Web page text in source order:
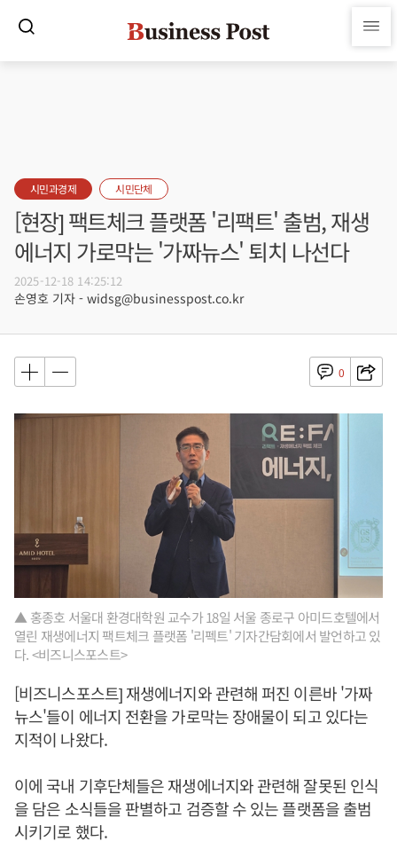
시민과경제 시민단체
[현장] 팩트체크 플랫폼 '리팩트' 출범, 재생
에너지 가로막는 '가짜뉴스' 퇴치 나선다
2025-12-18 14:25:12
손영호 기자 - widsg@businesspost.co.kr
0
▲ 홍종호 서울대 환경대학원 교수가 18일 서울 종로구 아미드호텔에서
열린 재생에너지 팩트체크 플랫폼 '리펙트' 기자간담회에서 발언하고 있
다. <비즈니스포스트>
[비즈니스포스트] 재생에너지와 관련해 퍼진 이른바 '가짜
뉴스'들이 에너지 전환을 가로막는 장애물이 되고 있다는
지적이 나왔다.
이에 국내 기후단체들은 재생에너지와 관련해 잘못된 인식
을 담은 소식들을 판별하고 검증할 수 있는 플랫폼을 출범
시키기로 했다.